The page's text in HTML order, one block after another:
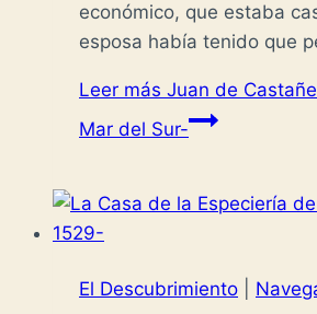
económico, que estaba
esposa había tenido que
Leer más Juan de
Mar del Sur-
El Descubrimiento